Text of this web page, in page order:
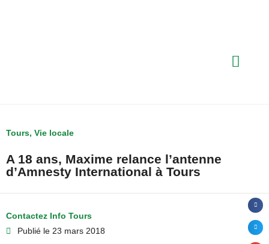
Tours, Vie locale
A 18 ans, Maxime relance l’antenne
d’Amnesty International à Tours
Contactez Info Tours
Publié le 23 mars 2018